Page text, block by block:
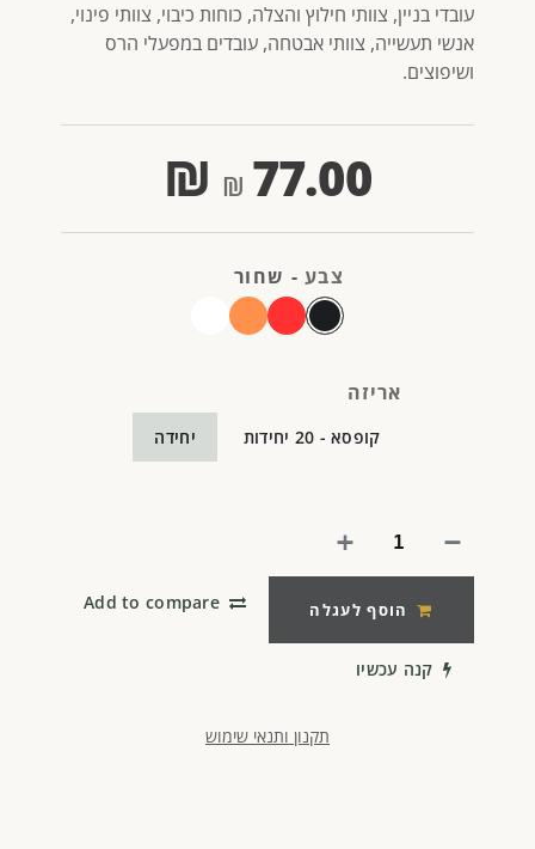
עובדי בניין, צוותי חילוץ והצלה, כוחות כיבוי, צוותי פינוי,
אנשי תעשייה, צוותי אבטחה, עובדים במפעלי הרס
ושיפוצים.
77.00
₪
צבע - שחור
אריזה
קופסא - 20 יחידות יחידה
הוסף לעגלה
קנה עכשיו
Add to compare
תקנון ותנאי שימוש